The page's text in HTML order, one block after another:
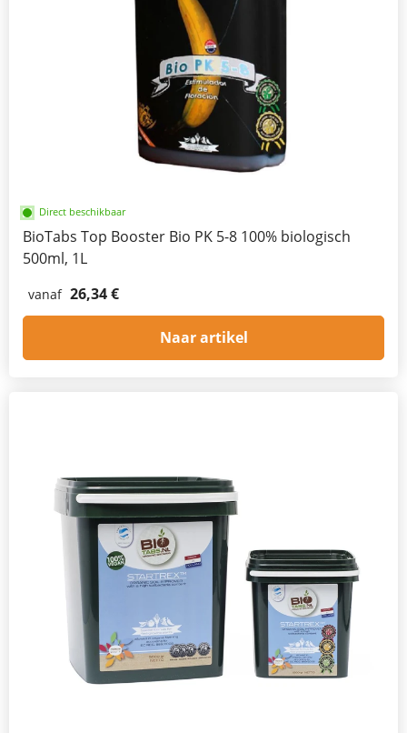
Direct beschikbaar
BioTabs Top Booster Bio PK 5-8 100% biologisch
500ml, 1L
vanaf 26,34 €
Naar artikel